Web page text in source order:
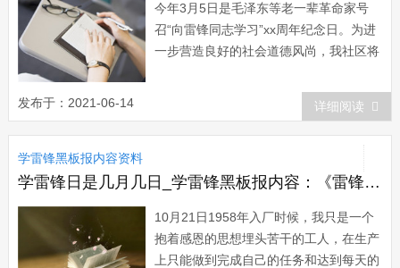
今年3月5日是毛泽东等老一辈革命家号
召“向雷锋同志学习”xx周年纪念日。为进
一步营造良好的社会道德风尚，我社区将
定以下工作方案。一、指导思想为培养未
成年人爱祖国、爱社会、爱他人、遵守社
会公德、讲文明礼貌的思想品...
发布于：2021-06-14 详细阅读
学雷锋黑板报内容资料
学雷锋日是几月几日_学雷锋黑板报内容：《雷锋日记》精选（三）
10月21日1958年入厂时候，我只是一个
抱着感恩的思想埋头苦干的工人，在生产
上只能做到完成自己的任务和达到每天的